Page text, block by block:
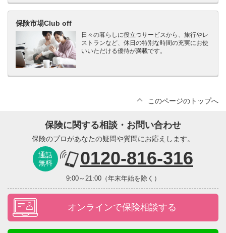
保険市場Club off
日々の暮らしに役立つサービスから、旅行やレ
ストランなど、休日の特別な時間の充実にお使
いいただける優待が満載です。
このページのトップへ
保険に関する相談・お問い合わせ
保険のプロがあなたの疑問や質問にお応えします。
通話
無料
0120-816-316
9:00～21:00（年末年始を除く）
オンラインで保険相談する